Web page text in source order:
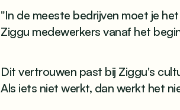
"In de meeste bedrijven moet je
Ziggu medewerkers vanaf het
Dit vertrouwen past bij Ziggu's
Als iets niet werkt, dan werkt het